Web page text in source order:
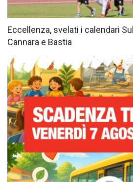
Eccellenza, svelati i calendari
Cannara e Bastia